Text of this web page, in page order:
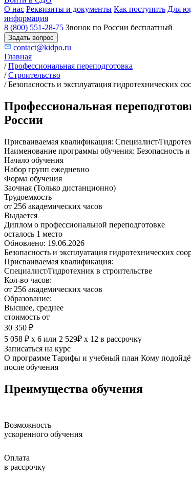
О нас Реквизиты и документы Как поступить Для
информация
8 (800) 551-28-75 Звонок по России бесплатный
Задать вопрос
contact@kidpo.ru
Главная
/ Профессиональная переподготовка
/ Строительство
/ Безопасность и эксплуатация гидротехнических
Профессиональная
России
Присваиваемая квалификация: Специалист/
Наименование программы обучения: Безопасность
Начало обучения
Набор групп ежедневно
Форма обучения
Заочная (Только дистанционно)
Трудоемкость
от 256 академических часов
Выдается
Диплом о профессиональной переподготовке
осталось 1 место
Обновлено: 19.06.2026
Безопасность и эксплуатация гидротехнических
Присваиваемая квалификация:
Специалист/Гидротехник в строительстве
Кол-во часов:
от 256 академических часов
Образование:
Высшее, среднее
стоимость от
30 350 ₽
5 058 ₽ х 6 или 2 529₽ х 12 в рассрочку
Записаться на курс
О программе Тарифы и учебный план Кому
после обучения
Преимущества обучения
Возможность
ускоренного обучения
Оплата
в рассрочку